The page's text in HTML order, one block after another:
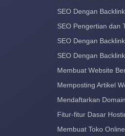
SEO Dengan
SEO Pengertian dan
SEO Dengan
SEO Dengan
Membuat Website
Memposting Artikel
Mendaftarkan
Fitur-fitur Dasar
Membuat Toko